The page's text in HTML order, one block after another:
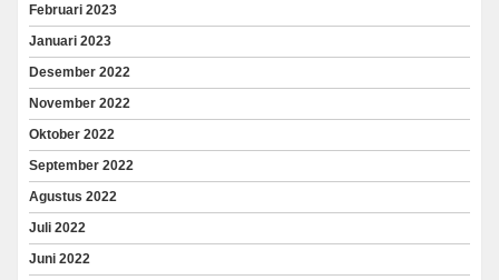
Februari 2023
Januari 2023
Desember 2022
November 2022
Oktober 2022
September 2022
Agustus 2022
Juli 2022
Juni 2022